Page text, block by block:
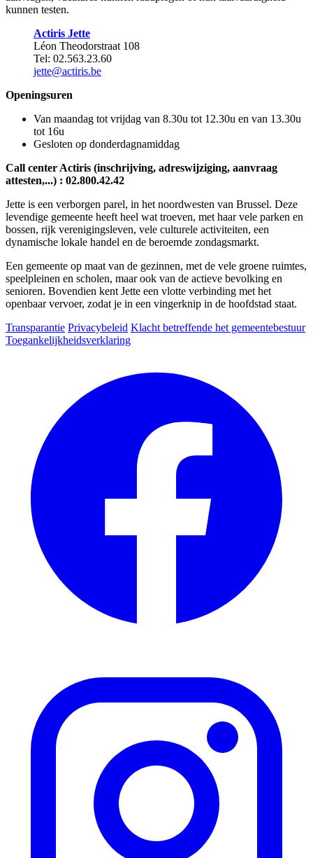
kunnen testen.
Actiris Jette
Léon Theodorstraat 108
Tel: 02.563.23.60
jette@actiris.be
Openingsuren
Van maandag tot vrijdag van 8.30u tot 12.30u en van 13.30u
tot 16u
Gesloten op donderdagnamiddag
Call center Actiris (inschrijving, adreswijziging, aanvraag
attesten,...) : 02.800.42.42
Jette is een verborgen parel, in het noordwesten van Brussel. Deze
levendige gemeente heeft heel wat troeven, met haar vele parken en
bossen, rijk verenigingsleven, vele culturele activiteiten, een
dynamische lokale handel en de beroemde zondagsmarkt.
Een gemeente op maat van de gezinnen, met de vele groene ruimtes,
speelpleinen en scholen, maar ook van de actieve bevolking en
senioren. Bovendien kent Jette een vlotte verbinding met het
openbaar vervoer, zodat je in een vingerknip in de hoofdstad staat.
Transparantie Privacybeleid Klacht betreffende het gemeentebestuur
Toegankelijkheidsverklaring